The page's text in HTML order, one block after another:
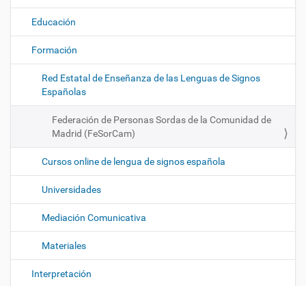
Educación
Formación
Red Estatal de Enseñanza de las Lenguas de Signos
Españolas
Federación de Personas Sordas de la Comunidad de
Madrid (FeSorCam)
Cursos online de lengua de signos española
Universidades
Mediación Comunicativa
Materiales
Interpretación